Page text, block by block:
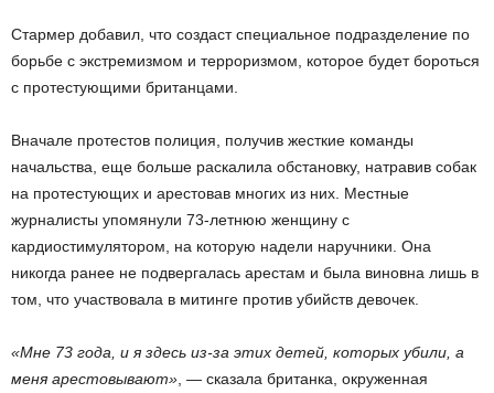
Стармер добавил, что создаст специальное подразделение по
борьбе с экстремизмом и терроризмом, которое будет бороться
с протестующими британцами.
Вначале протестов полиция, получив жесткие команды
начальства, еще больше раскалила обстановку, натравив собак
на протестующих и арестовав многих из них. Местные
журналисты упомянули 73-летнюю женщину с
кардиостимулятором, на которую надели наручники. Она
никогда ранее не подвергалась арестам и была виновна лишь в
том, что участвовала в митинге против убийств девочек.
«Мне 73 года, и я здесь из-за этих детей, которых убили, а
меня арестовывают» , — сказала британка, окруженная